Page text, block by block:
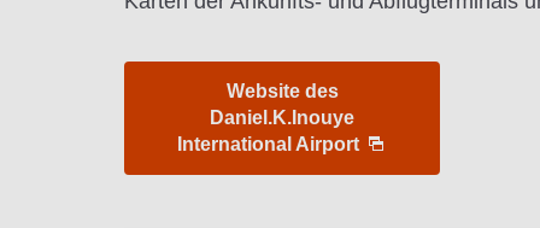
Website des
Daniel.K.Inouye
International Airport